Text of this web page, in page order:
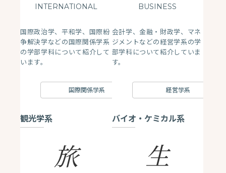
INTERNATIONAL
国際政治学、平和学、国際紛
争解決学などの国際関係学系
の学部学科について紹介して
います。
国際関係学系
BUSINESS
会計学、金融・財政学、マネ
ジメントなどの経営学系の学
部学科について紹介していま
す。
経営学系
観光学系
旅
バイオ・ケミカル系
生